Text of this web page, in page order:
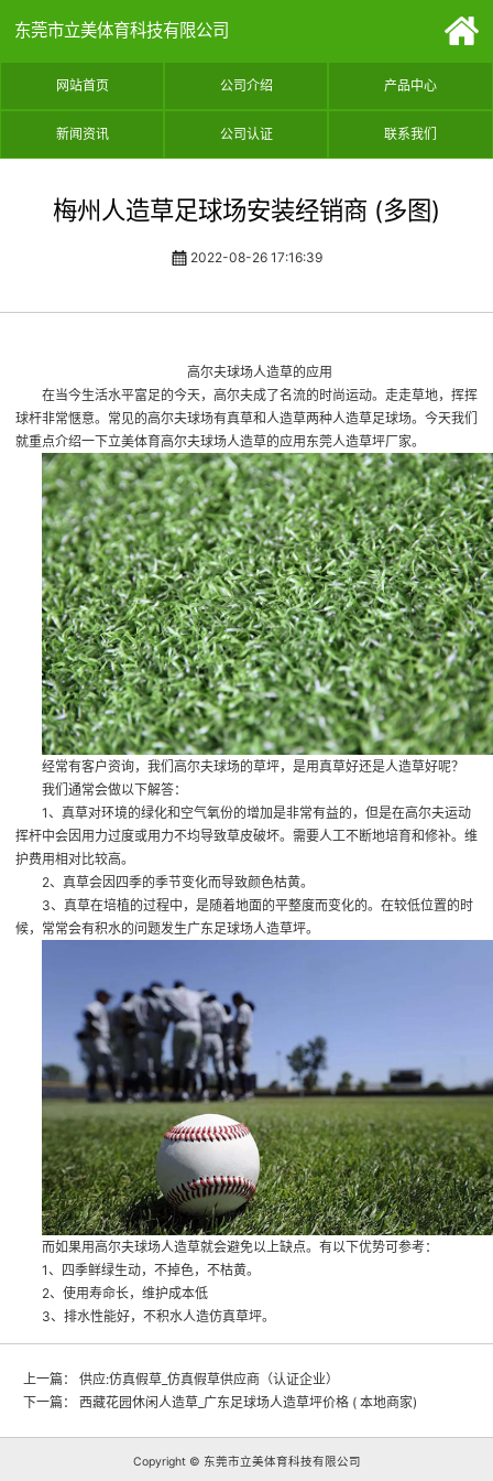
东莞市立美体育科技有限公司
网站首页 公司介绍 产品中心
新闻资讯 公司认证 联系我们
梅州人造草足球场安装经销商 (多图)
2022-08-26 17:16:39
高尔夫球场人造草的应用
在当今生活水平富足的今天，高尔夫成了名流的时尚运动。走走草地，挥挥
球杆非常惬意。常见的高尔夫球场有真草和人造草两种人造草足球场。今天我们
就重点介绍一下立美体育高尔夫球场人造草的应用东莞人造草坪厂家。
经常有客户资询，我们高尔夫球场的草坪，是用真草好还是人造草好呢？
我们通常会做以下解答：
1、真草对环境的绿化和空气氧份的增加是非常有益的，但是在高尔夫运动
挥杆中会因用力过度或用力不均导致草皮破坏。需要人工不断地培育和修补。维
护费用相对比较高。
2、真草会因四季的季节变化而导致颜色枯黄。
3、真草在培植的过程中，是随着地面的平整度而变化的。在较低位置的时
候，常常会有积水的问题发生广东足球场人造草坪。
而如果用高尔夫球场人造草就会避免以上缺点。有以下优势可参考：
1、四季鲜绿生动，不掉色，不枯黄。
2、使用寿命长，维护成本低
3、排水性能好，不积水人造仿真草坪。
上一篇：
供应:仿真假草_仿真假草供应商（认证企业）
下一篇：
西藏花园休闲人造草_广东足球场人造草坪价格 ( 本地商家)
Copyright © 东莞市立美体育科技有限公司